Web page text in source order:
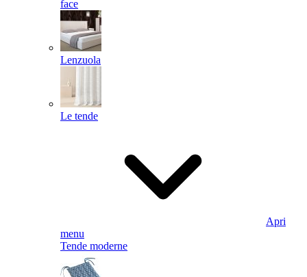
face
Lenzuola
Le tende
Apri
menu
Tende moderne